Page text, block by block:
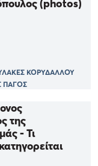
(photos)
ΚΟΡΥΔΑΛΛΟΥ
ΠΑΓΟΣ
της
- Τι